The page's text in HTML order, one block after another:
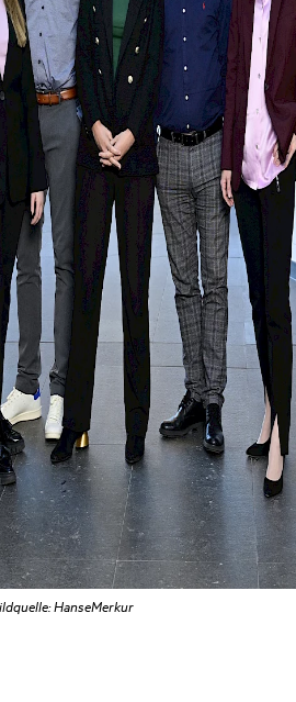
HanseMerkur